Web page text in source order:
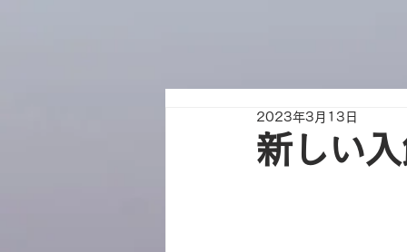
新しい
2023年3月13日